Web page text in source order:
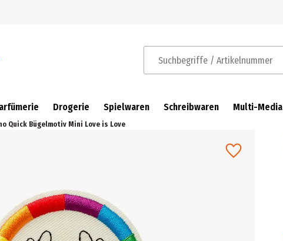
Suchbegriffe / Artikelnummer
Drogerie Spielwaren Schreibwaren Multi-Media
Quick Bügelmotiv Mini Love is Love